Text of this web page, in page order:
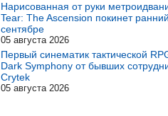
Нарисованная от руки
Tear: The Ascension покинет
сентябре
05 августа 2026
Первый синематик тактической
Dark Symphony от бывших
Crytek
05 августа 2026